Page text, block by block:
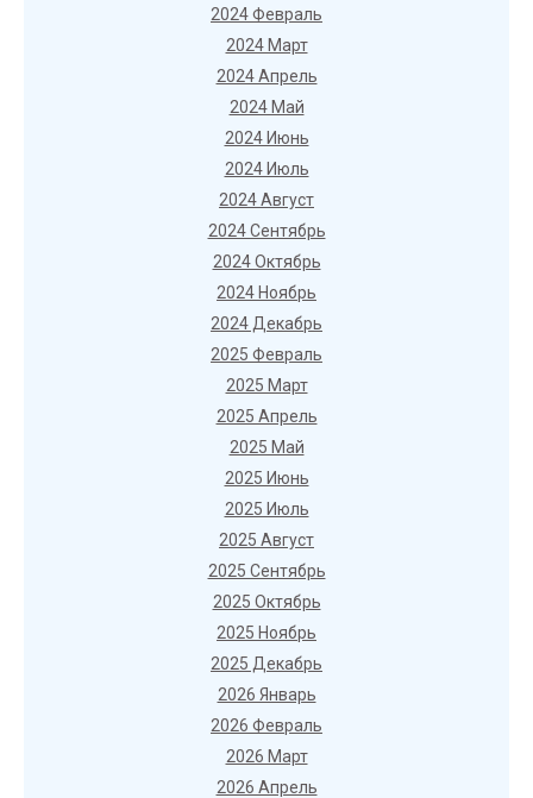
2024 Февраль
2024 Март
2024 Апрель
2024 Май
2024 Июнь
2024 Июль
2024 Август
2024 Сентябрь
2024 Октябрь
2024 Ноябрь
2024 Декабрь
2025 Февраль
2025 Март
2025 Апрель
2025 Май
2025 Июнь
2025 Июль
2025 Август
2025 Сентябрь
2025 Октябрь
2025 Ноябрь
2025 Декабрь
2026 Январь
2026 Февраль
2026 Март
2026 Апрель